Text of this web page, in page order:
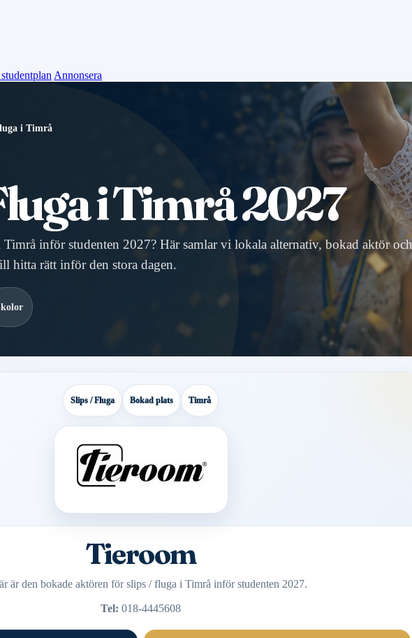
Annonsera
i Timrå
i Timrå 2027
inför studenten 2027? Här samlar vi lokala alternativ, bokad aktör och
hitta rätt inför den stora dagen.
Slips / Fluga Bokad plats Timrå
Tieroom
är den bokade aktören för slips / fluga i Timrå inför studenten 2027.
Tel: 018-4445608